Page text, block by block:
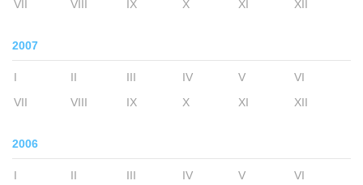
VII
VIII IX X XI XII
2007
I II III IV V
VI
VII
VIII IX X XI XII
2006
I II III IV V
VI